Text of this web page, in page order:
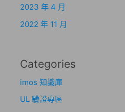
2023 年 4 月
2022 年 11 月
Categories
imos 知識庫
UL 驗證專區